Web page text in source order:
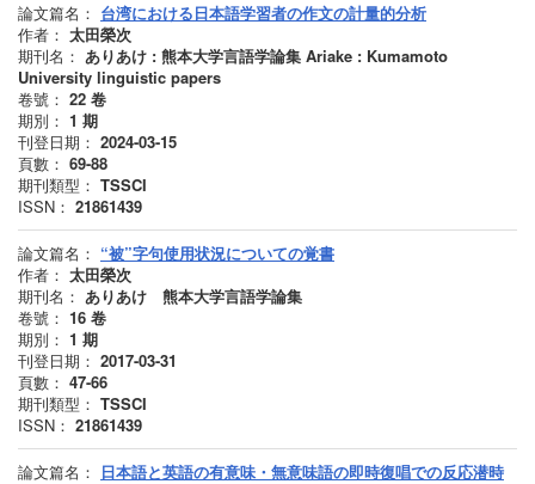
論文篇名： 台湾における日本語学習者の作文の計量的分析
作者： 太田榮次
期刊名： ありあけ : 熊本大学言語学論集 Ariake : Kumamoto
University linguistic papers
卷號： 22 卷
期別： 1 期
刊登日期： 2024-03-15
頁數： 69-88
期刊類型： TSSCI
ISSN： 21861439
論文篇名： “被”字句使用状況についての覚書
作者： 太田榮次
期刊名： ありあけ 熊本大学言語学論集
卷號： 16 卷
期別： 1 期
刊登日期： 2017-03-31
頁數： 47-66
期刊類型： TSSCI
ISSN： 21861439
論文篇名： 日本語と英語の有意味・無意味語の即時復唱での反応潜時